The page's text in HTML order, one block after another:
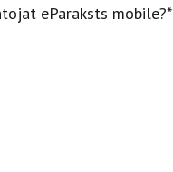
eParaksts mobile?*